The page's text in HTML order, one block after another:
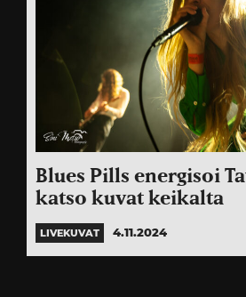
Blues Pills energisoi
katso kuvat keikalta
LIVEKUVAT 4.11.2024